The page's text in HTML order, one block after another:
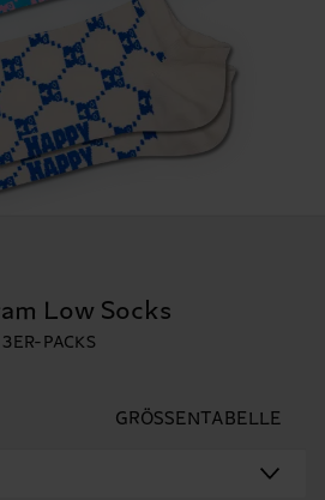
Low Socks
PACKS
GRÖSSENTABELLE